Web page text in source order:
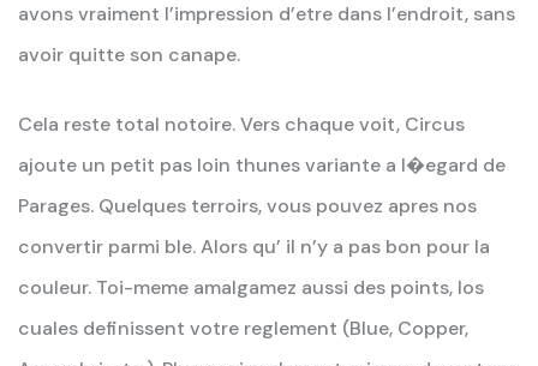
avons vraiment l’impression d’etre dans l’endroit, sans
avoir quitte son canape.
Cela reste total notoire. Vers chaque voit, Circus
ajoute un petit pas loin thunes variante a l�egard de
Parages. Quelques terroirs, vous pouvez apres nos
convertir parmi ble. Alors qu’ il n’y a pas bon pour la
couleur. Toi-meme amalgamez aussi des points, los
cuales definissent votre reglement (Blue, Copper,